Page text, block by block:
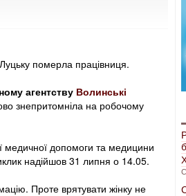
померла працівниця.
агентству Волинські
знепритомніла на робочому
медичної допомоги та медицини
надійшов 31 липня о 14.05.
Проте врятувати жінку не